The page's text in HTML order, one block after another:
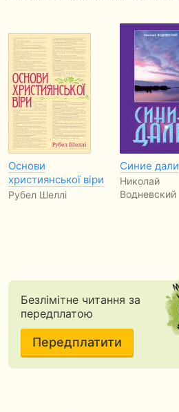
Основи
християнської віри
Рубел Шеллі
Синие дали
Николай
Водневский
Безлімітне читання за
передплатою
Передплатити